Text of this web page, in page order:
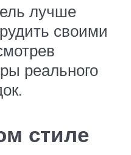
лучше
своими
реального
стиле